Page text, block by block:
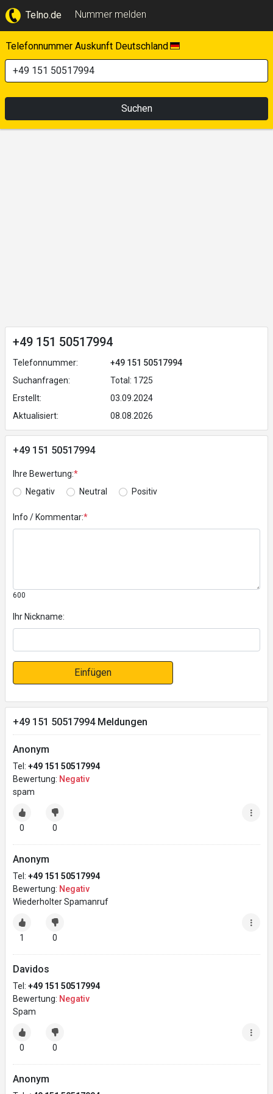
Telno.de Nummer melden
Telefonnummer Auskunft Deutschland
Suchen
+49 151 50517994
Telefonnummer:
+49 151 50517994
Suchanfragen:
Total: 1725
Erstellt:
03.09.2024
Aktualisiert:
08.08.2026
+49 151 50517994
Ihre Bewertung:*
Negativ
Neutral Positiv
Info / Kommentar:*
600
Ihr Nickname:
Einfügen
+49 151 50517994 Meldungen
Anonym
Tel: +49 151 50517994
Bewertung: Negativ
spam
0 0
Anonym
Tel: +49 151 50517994
Bewertung: Negativ
Wiederholter Spamanruf
1 0
Davidos
Tel: +49 151 50517994
Bewertung: Negativ
Spam
0 0
Anonym